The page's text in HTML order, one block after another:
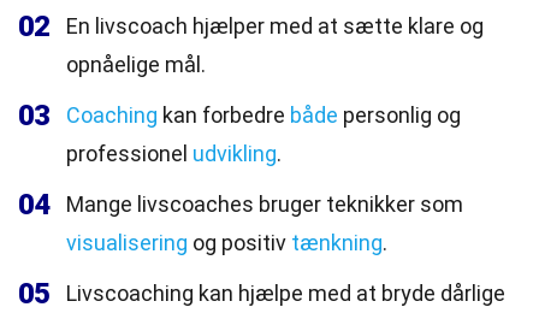
02
En livscoach hjælper med at sætte klare og
opnåelige mål.
03 Coaching kan forbedre både personlig og
professionel udvikling.
04
Mange livscoaches bruger teknikker som
visualisering og positiv tænkning.
05
Livscoaching kan hjælpe med at bryde dårlige